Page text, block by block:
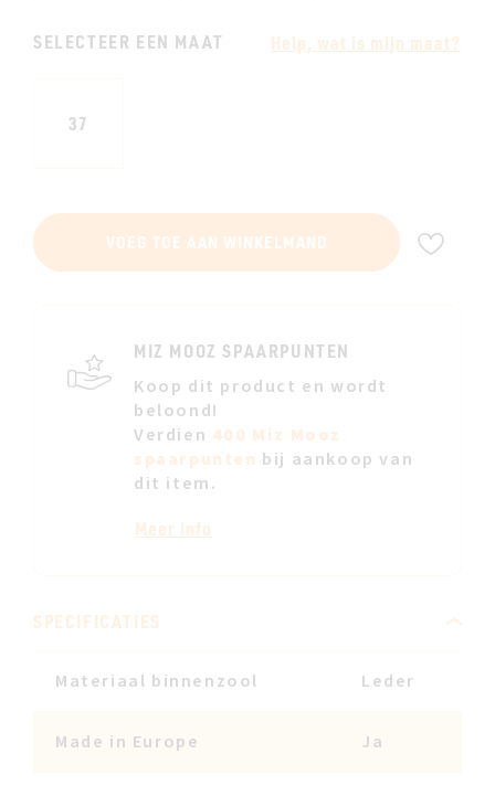
SELECTEER EEN MAAT Help, wat is mijn maat?
37
VOEG TOE AAN WINKELMAND
MIZ MOOZ SPAARPUNTEN
Koop dit product en wordt
beloond!
Verdien 400 Miz Mooz
spaarpunten bij aankoop van
dit item.
Meer info
SPECIFICATIES
Materiaal binnenzool Leder
Made in Europe Ja